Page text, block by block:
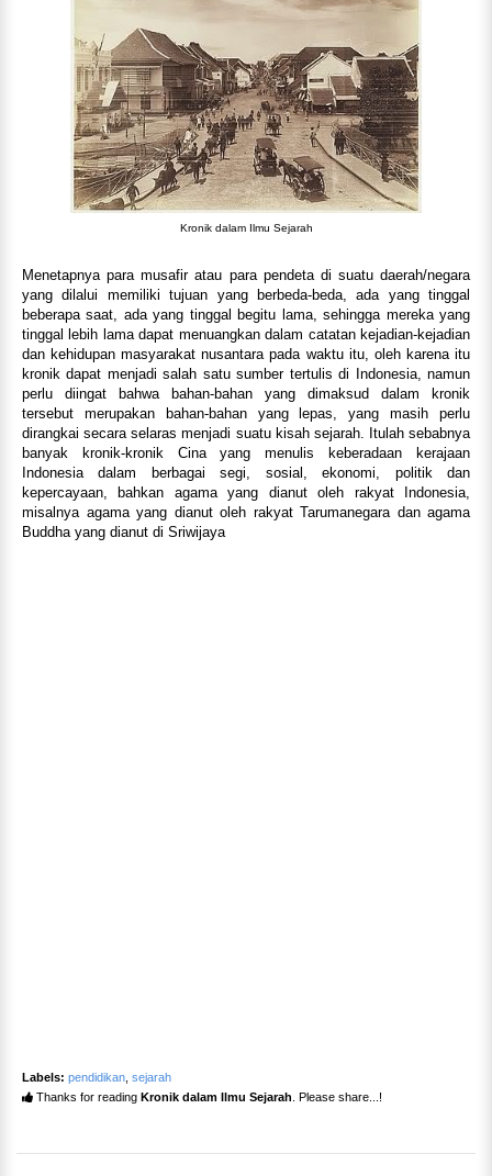
Kronik dalam Ilmu Sejarah
Menetapnya para musafir atau para pendeta di suatu daerah/negara
yang dilalui memiliki tujuan yang berbeda-beda, ada yang tinggal
beberapa saat, ada yang tinggal begitu lama, sehingga mereka yang
tinggal lebih lama dapat menuangkan dalam catatan kejadian-kejadian
dan kehidupan masyarakat nusantara pada waktu itu, oleh karena itu
kronik dapat menjadi salah satu sumber tertulis di Indonesia, namun
perlu diingat bahwa bahan-bahan yang dimaksud dalam kronik
tersebut merupakan bahan-bahan yang lepas, yang masih perlu
dirangkai secara selaras menjadi suatu kisah sejarah. Itulah sebabnya
banyak kronik-kronik Cina yang menulis keberadaan kerajaan
Indonesia dalam berbagai segi, sosial, ekonomi, politik dan
kepercayaan, bahkan agama yang dianut oleh rakyat Indonesia,
misalnya agama yang dianut oleh rakyat Tarumanegara dan agama
Buddha yang dianut di Sriwijaya
Labels: pendidikan sejarah
Thanks for reading Kronik dalam Ilmu Sejarah . Please share...!